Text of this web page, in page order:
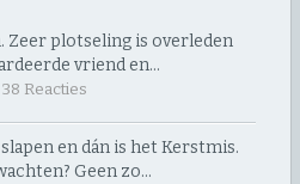
Zeer plotseling is overleden
vriend en…
38 Reacties
en dán is het Kerstmis.
Geen zo…